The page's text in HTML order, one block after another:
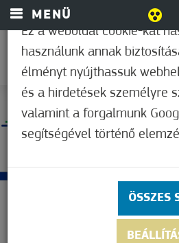
MENÜ
Ez a weboldal cookie-kat
használunk annak
élményt nyújthassuk
és a hirdetések személyre
valamint a forgalmunk
segítségével történő
ÖSSZES